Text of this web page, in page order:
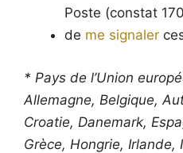
Poste (constat
de me signaler
* Pays de l’Union
Allemagne, Belgique,
Croatie, Danemark,
Grèce, Hongrie, Irlande,